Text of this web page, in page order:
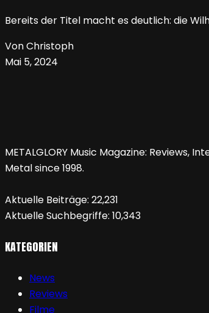
Bereits der Titel macht es deutlich: die
Von Christoph
Mai 5, 2024
METALGLORY Music Magazine: Reviews,
Metal since 1998.
Aktuelle Beiträge: 22,231
Aktuelle Suchbegriffe: 10,343
KATEGORIEN
News
Reviews
Filme